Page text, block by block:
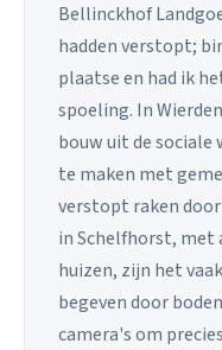
Bellinckhof
hadden verstopt;
plaatse en had ik
spoeling. In
bouw uit de
te maken met
verstopt raken
in Schelfhorst, met
huizen, zijn het
begeven door
camera's om